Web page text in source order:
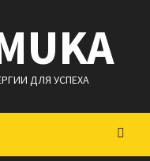
ДЛЯ УСПЕХА